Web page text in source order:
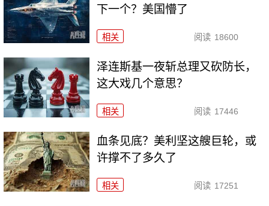
下一个？美国懵了
相关 阅读 18600
泽连斯基一夜斩总理又砍防长，
这大戏几个意思？
相关 阅读 17446
血条见底？美利坚这艘巨轮，或
许撑不了多久了
相关 阅读 17251